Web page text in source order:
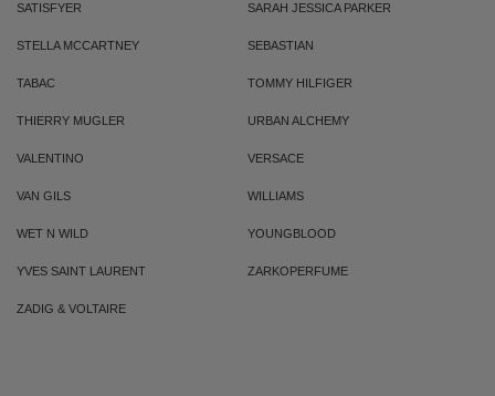
SATISFYER SARAH JESSICA PARKER
STELLA MCCARTNEY SEBASTIAN
TABAC TOMMY HILFIGER
THIERRY MUGLER URBAN ALCHEMY
VALENTINO VERSACE
VAN GILS WILLIAMS
WET N WILD YOUNGBLOOD
YVES SAINT LAURENT ZARKOPERFUME
ZADIG & VOLTAIRE